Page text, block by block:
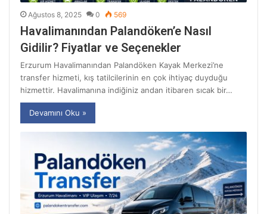
Ağustos 8, 2025 0 569
Havalimanından Palandöken’e Nasıl
Gidilir? Fiyatlar ve Seçenekler
Erzurum Havalimanından Palandöken Kayak Merkezi’ne
transfer hizmeti, kış tatilcilerinin en çok ihtiyaç duyduğu
hizmettir. Havalimanına indiğiniz andan itibaren sıcak bir…
Devamını Oku »